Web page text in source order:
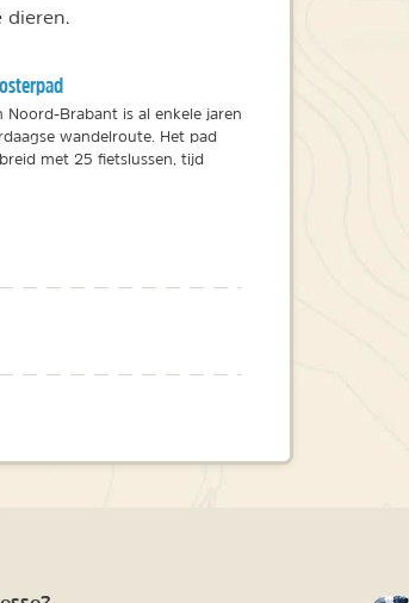
dieren.
Noord-Brabant is al enkele jaren
wandelroute. Het pad
met 25 fietslussen, tijd